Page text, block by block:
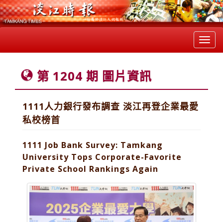
第 1204 期 圖片資訊
1111人力銀行發布調查 淡江再登企業最愛
私校榜首
1111 Job Bank Survey: Tamkang
University Tops Corporate-Favorite
Private School Rankings Again